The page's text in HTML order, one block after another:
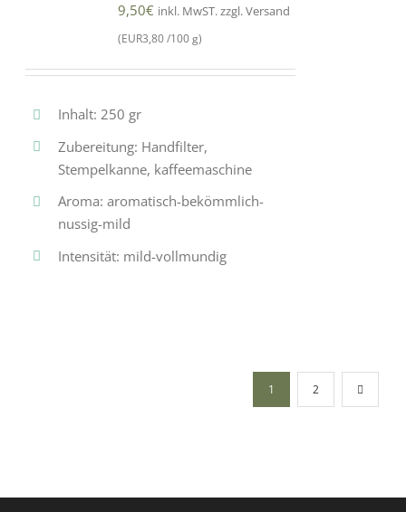
9,50€ inkl. MwST. zzgl. Versand
(EUR3,80 /100 g)
Inhalt: 250 gr
Zubereitung: Handfilter,
Stempelkanne, kaffeemaschine
Aroma: aromatisch-bekömmlich-
nussig-mild
Intensität: mild-vollmundig
1 2